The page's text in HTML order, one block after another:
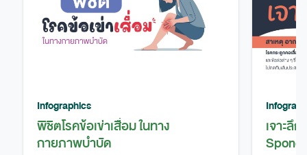
Infographics
พิชิตโรคข้อเข่าเสื่อม ในทาง
กายภาพบำบัด
เจาะลึ